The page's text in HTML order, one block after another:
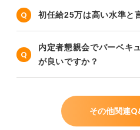
初任給25万は高い水準と
内定者懇親会でバーベキ
が良いですか？
その他関連